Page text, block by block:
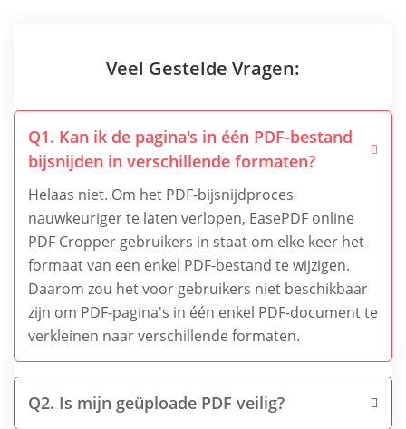
Veel Gestelde Vragen:
Q1. Kan ik de pagina's in één PDF-bestand
bijsnijden in verschillende formaten?
Helaas niet. Om het PDF-bijsnijdproces
nauwkeuriger te laten verlopen, EasePDF online
PDF Cropper gebruikers in staat om elke keer het
formaat van een enkel PDF-bestand te wijzigen.
Daarom zou het voor gebruikers niet beschikbaar
zijn om PDF-pagina's in één enkel PDF-document te
verkleinen naar verschillende formaten.
Q2. Is mijn geüploade PDF veilig?